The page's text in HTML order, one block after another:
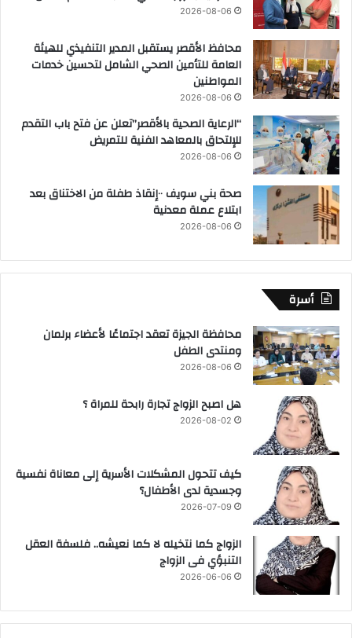
2026-08-06
محافظ الأقصر يستقبل المدير التنفيذي للهيئة
العامة للتأمين الصحي الشامل لتحسين خدمات
المواطنين
2026-08-06
“الرعاية الصحية بالأقصر”تعلن عن فتح باب التقدم
للإلتحاق بالمعاهد الفنية للتمريض
2026-08-06
صحة بني سويف ٠٠إنقاذ طفلة من الاختناق بعد
ابتلاع عملة معدنية
2026-08-06
أسرة
محافظة الجيزة تعقد اجتماعًا لأعضاء برلمان
ومنتدى الطفل
2026-08-06
هل اصبح الزواج تجارة رابحة للمراة ؟
2026-08-02
كيف تتحول المشكلات الأسرية إلى معاناة نفسية
وجسدية لدى الأطفال؟
2026-07-09
الزواج كما نتخيله لا كما نعيشه.. فلسفة العقل
التنبؤي فى الزواج
2026-06-06